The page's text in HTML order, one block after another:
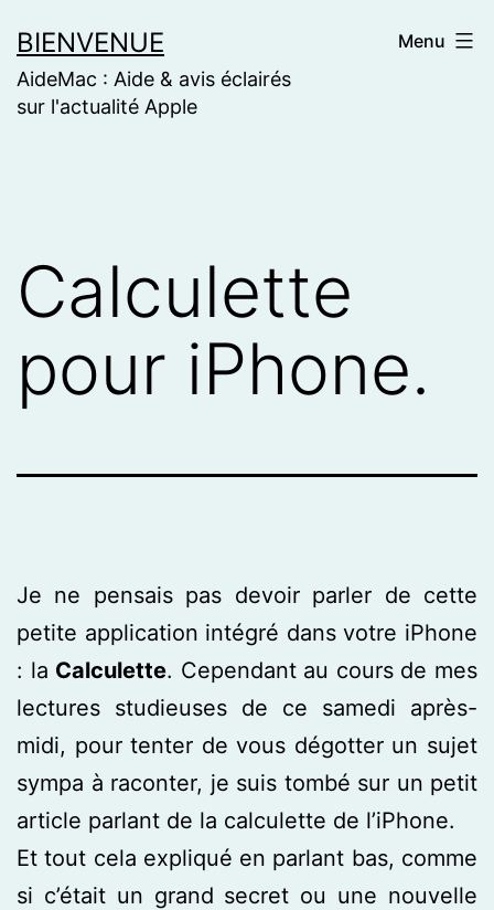
to
content
BIENVENUE
AideMac : Aide & avis éclairés
sur l'actualité Apple
Menu
Calculette
pour iPhone.
Je ne pensais pas devoir parler de cette
petite application intégré dans votre iPhone
: la Calculette. Cependant au cours de mes
lectures studieuses de ce samedi après-
midi, pour tenter de vous dégotter un sujet
sympa à raconter, je suis tombé sur un petit
article parlant de la calculette de l’iPhone.
Et tout cela expliqué en parlant bas, comme
si c’était un grand secret ou une nouvelle